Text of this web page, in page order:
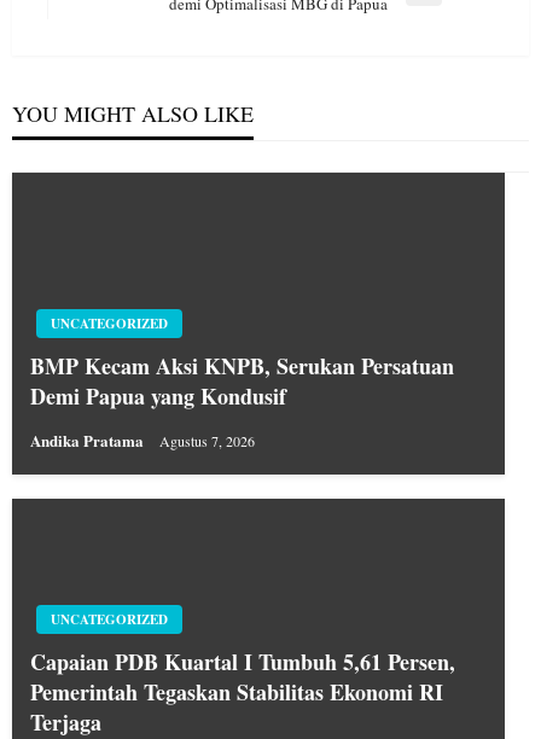
YOU MIGHT ALSO LIKE
UNCATEGORIZED
BMP Kecam Aksi KNPB, Serukan Persatuan
Demi Papua yang Kondusif
Andika Pratama Agustus 7, 2026
UNCATEGORIZED
Capaian PDB Kuartal I Tumbuh 5,61 Persen,
Pemerintah Tegaskan Stabilitas Ekonomi RI
Terjaga